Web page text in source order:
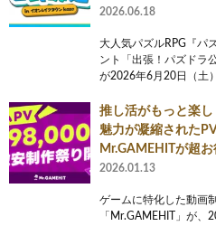
2026.06.18
大人気パズルRPG『パ
ント「出張！パズドラ
が2026年6月20日（土
推し活がもっと楽
魅力が凝縮された
Mr.GAMEHITが超
2026.01.13
ゲームに特化した動画
「Mr.GAMEHIT」が、